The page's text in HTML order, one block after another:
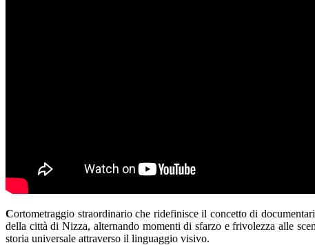
Cortometraggio straordinario che ridefinisce il concetto di
della città di Nizza, alternando momenti di sfarzo e frivolezza alle
storia universale attraverso il linguaggio visivo.